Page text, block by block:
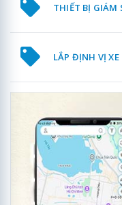
THIẾT BỊ GIÁM
LẮP ĐỊNH VỊ